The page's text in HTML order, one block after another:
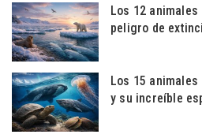
Los 12
peligro de
Los 15
y su increíble